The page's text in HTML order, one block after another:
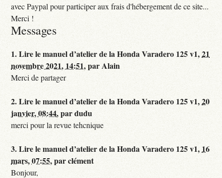
avec Paypal pour participer aux frais d'hébergement de ce site...
Merci !
Messages
1.Lire le manuel d’atelier de la Honda Varadero 125 v1,21
novembre 2021, 14:51,parAlain
Merci de partager
2.Lire le manuel d’atelier de la Honda Varadero 125 v1,20
janvier, 08:44,pardudu
merci pour la revue tehcnique
3.Lire le manuel d’atelier de la Honda Varadero 125 v1, 16
mars, 07:55,parclément
Bonjour,